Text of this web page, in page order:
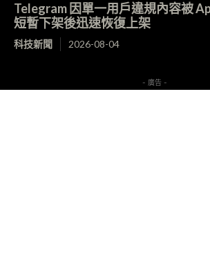
Telegram 因單一用戶違規內容被
短暫下架後迅速恢復上架
科技新聞 2026-08-04
- 廣告 -